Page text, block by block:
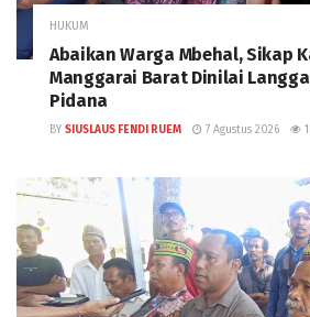
HUKUM
Abaikan Warga Mbehal, Sikap
Manggarai Barat Dinilai
Pidana
BY SIUSLAUS FENDI RUEM 7 Agustus 2026